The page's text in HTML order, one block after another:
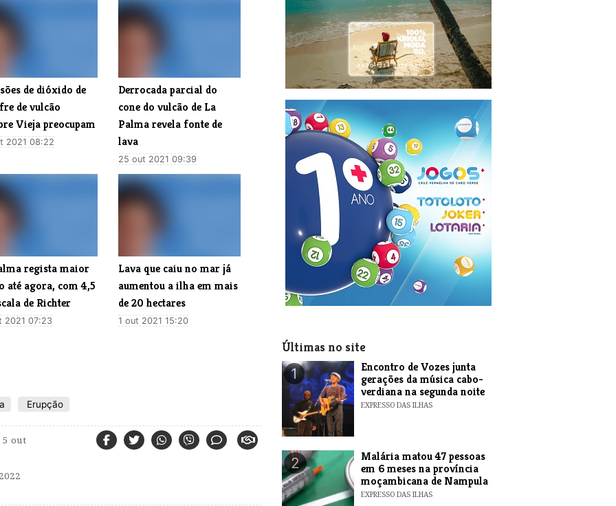
de dióxido de
de vulcão
Vieja preocupam
2021 08:22
Derrocada parcial do
cone do vulcão de La
Palma revela fonte de
lava
25 out 2021 09:39
regista maior
até agora, com 4,5
de Richter
2021 07:23
Lava que caiu no mar já
aumentou a ilha em mais
de 20 hectares
1 out 2021 15:20
Erupção
5 out
Últimas no site
1
Encontro de Vozes junta
gerações da música cabo-
verdiana na segunda noite
EXPRESSO DAS ILHAS
2
​Malária matou 47 pessoas
em 6 meses na província
moçambicana de Nampula
EXPRESSO DAS ILHAS